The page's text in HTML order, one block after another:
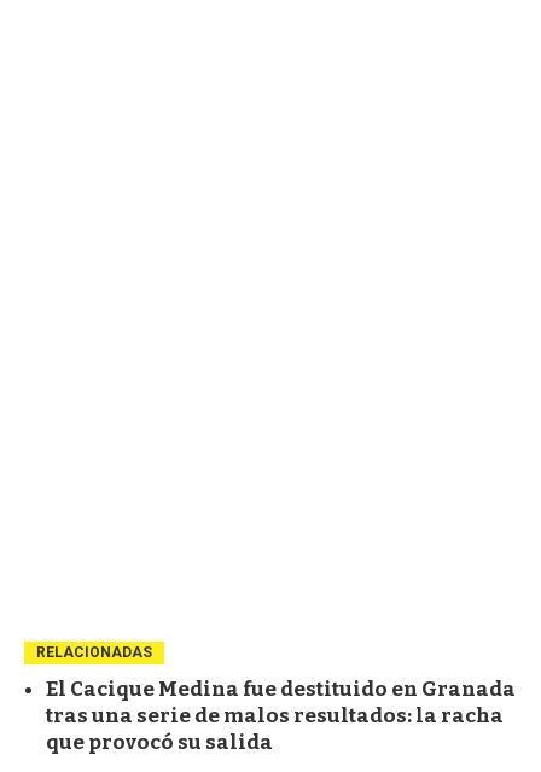
RELACIONADAS
El Cacique Medina fue destituido en Granada
tras una serie de malos resultados: la racha
que provocó su salida